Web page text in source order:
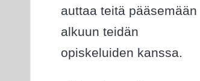
auttaa teitä pääsemään
alkuun teidän
opiskeluiden kanssa.